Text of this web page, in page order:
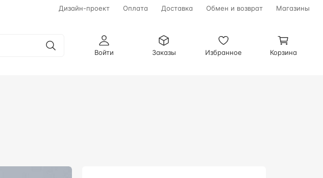
Дизайн-проект Оплата Доставка Обмен и возврат Магазины
Войти
Заказы Избранное Корзина